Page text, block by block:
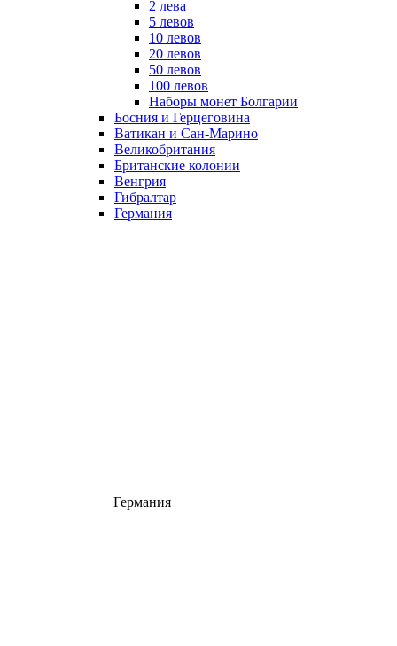
2 лева
5 левов
10 левов
20 левов
50 левов
100 левов
Наборы монет Болгарии
Босния и Герцеговина
Ватикан и Сан-Марино
Великобритания
Британские колонии
Венгрия
Гибралтар
Германия
Германия